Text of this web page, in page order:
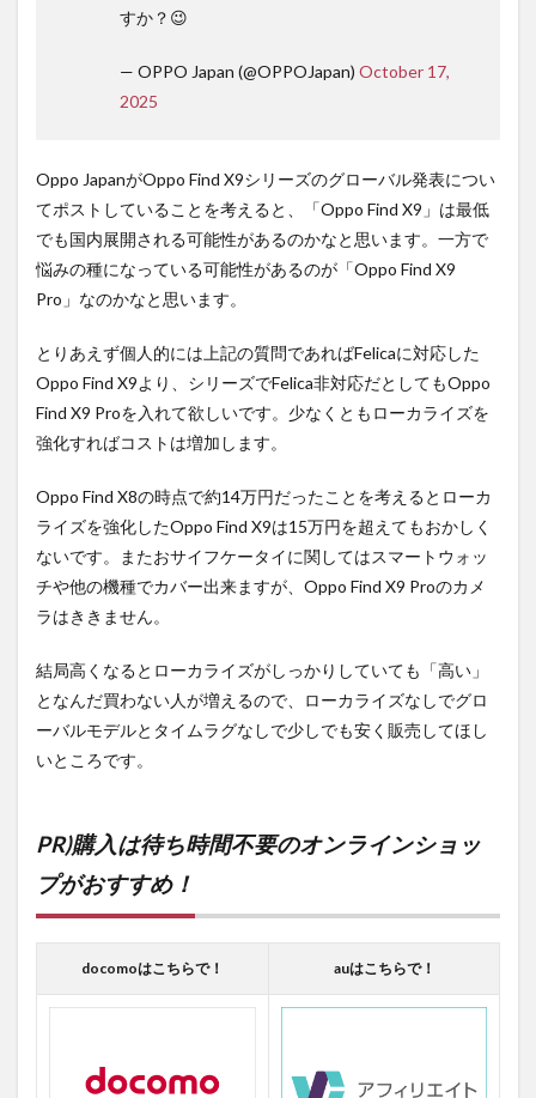
すか？😉
— OPPO Japan (@OPPOJapan) October 17,
2025
Oppo JapanがOppo Find X9シリーズのグローバル発表につい
てポストしていることを考えると、「Oppo Find X9」は最低
でも国内展開される可能性があるのかなと思います。一方で
悩みの種になっている可能性があるのが「Oppo Find X9
Pro」なのかなと思います。
とりあえず個人的には上記の質問であればFelicaに対応した
Oppo Find X9より、シリーズでFelica非対応だとしてもOppo
Find X9 Proを入れて欲しいです。少なくともローカライズを
強化すればコストは増加します。
Oppo Find X8の時点で約14万円だったことを考えるとローカ
ライズを強化したOppo Find X9は15万円を超えてもおかしく
ないです。またおサイフケータイに関してはスマートウォッ
チや他の機種でカバー出来ますが、Oppo Find X9 Proのカメ
ラはききません。
結局高くなるとローカライズがしっかりしていても「高い」
となんだ買わない人が増えるので、ローカライズなしでグロ
ーバルモデルとタイムラグなしで少しでも安く販売してほし
いところです。
PR)購入は待ち時間不要のオンラインショッ
プがおすすめ！
docomoはこちらで！ auはこちらで！